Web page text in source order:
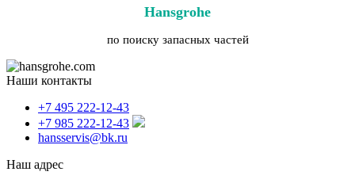
Hansgrohe
по поиску запасных частей
Наши контакты
+7 495 222-12-43
+7 985 222-12-43
hansservis@bk.ru
Наш адрес